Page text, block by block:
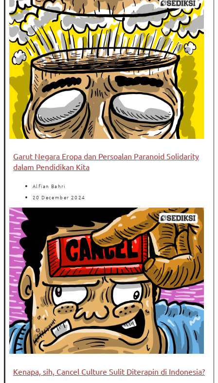
Garut Negara Eropa dan Persoalan Paranoid Solidarity
dalam Pendidikan Kita
Alfian Bahri
20 December 2024
Kenapa, sih, Cancel Culture Sulit Diterapin di Indonesia?